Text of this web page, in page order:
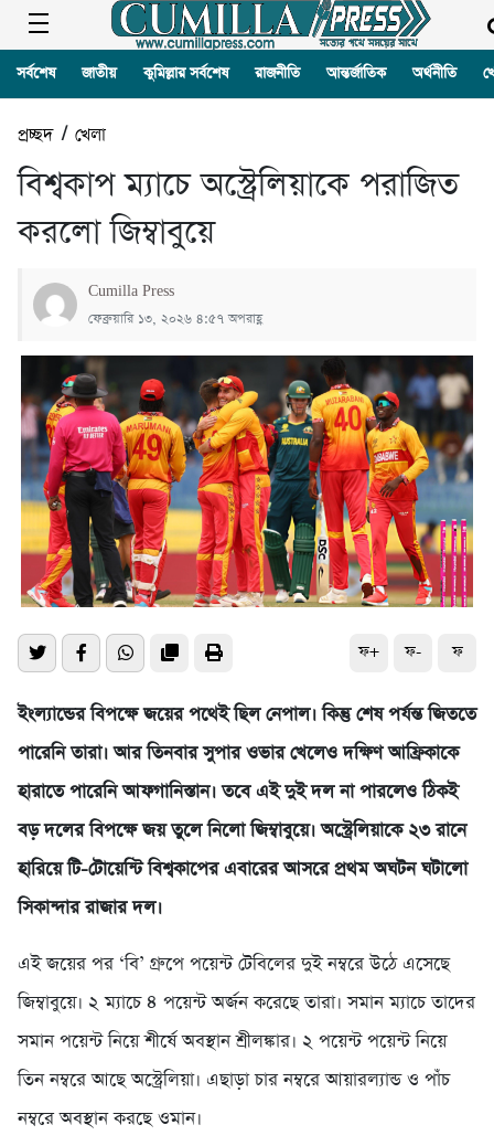
সর্বশেষ জাতীয় কুমিল্লার সর্বশেষ রাজনীতি আন্তর্জাতিক অর্থনীতি
প্রচ্ছদ/ খেলা
বিশ্বকাপ ম্যাচে অস্ট্রেলিয়াকে পরাজিত
করলো জিম্বাবুয়ে
Cumilla Press
ফেব্রুয়ারি ১৩, ২০২৬ ৪:৫৭ অপরাহ্ণ
ফ+ ফ- ফ
ইংল্যান্ডের বিপক্ষে জয়ের পথেই ছিল নেপাল। কিন্তু শেষ পর্যন্ত জিততে
পারেনি তারা। আর তিনবার সুপার ওভার খেলেও দক্ষিণ আফ্রিকাকে
হারাতে পারেনি আফগানিস্তান। তবে এই দুই দল না পারলেও ঠিকই
বড় দলের বিপক্ষে জয় তুলে নিলো জিম্বাবুয়ে। অস্ট্রেলিয়াকে ২৩ রানে
হারিয়ে টি-টোয়েন্টি বিশ্বকাপের এবারের আসরে প্রথম অঘটন ঘটালো
সিকান্দার রাজার দল।
এই জয়ের পর ‘বি’ গ্রুপে পয়েন্ট টেবিলের দুই নম্বরে উঠে এসেছে
জিম্বাবুয়ে। ২ ম্যাচে ৪ পয়েন্ট অর্জন করেছে তারা। সমান ম্যাচে তাদের
সমান পয়েন্ট নিয়ে শীর্ষে অবস্থান শ্রীলঙ্কার। ২ পয়েন্ট পয়েন্ট নিয়ে
তিন নম্বরে আছে অস্ট্রেলিয়া। এছাড়া চার নম্বরে আয়ারল্যান্ড ও পাঁচ
নম্বরে অবস্থান করছে ওমান।